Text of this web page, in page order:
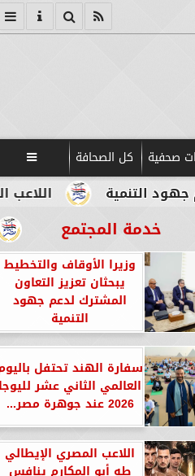
صحفية كل الصحافة 
اللاعب المصري
خدمة المجتمع
وزيرا الأوقاف والتخطيط
يبحثان تعزيز التعاون
المشترك لدعم جهود
التنمية
سفارة الهند تحتفل
العالمي الثاني عشر لليوجا
2026 عند جوهرة مصر...
اللاعب المصري الإيطالي
طه أبو المكارم ينافس